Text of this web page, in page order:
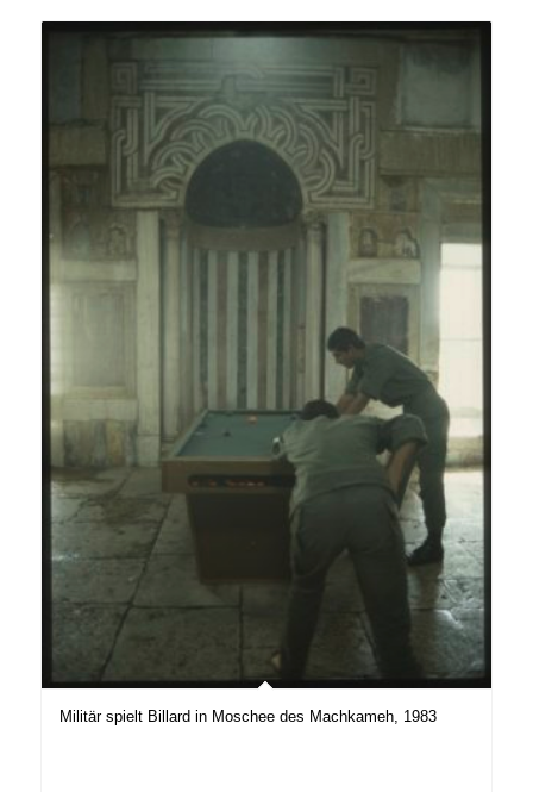
Militär spielt Billard in Moschee des Machkameh, 1983